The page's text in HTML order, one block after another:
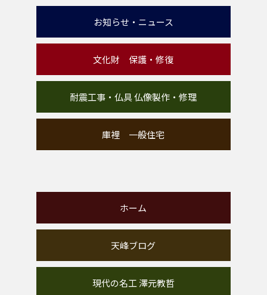
お知らせ・ニュース
文化財 保護・修復
耐震工事・仏具 仏像製作・修理
庫裡 一般住宅
ホーム
天峰ブログ
現代の名工 澤元教哲